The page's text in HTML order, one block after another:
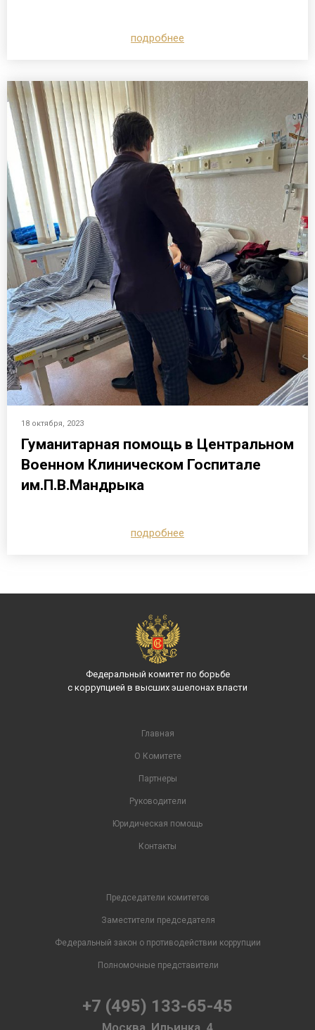
подробнее
18 октября, 2023
Гуманитарная помощь в Центральном
Военном Клиническом Госпитале
им.П.В.Мандрыка
подробнее
Федеральный комитет по борьбе
с коррупцией в высших эшелонах власти
Главная
О Комитете
Партнеры
Руководители
Юридическая помощь
Контакты
Председатели комитетов
Заместители председателя
Федеральный закон о противодействии коррупции
Полномочные представители
+7 (495) 133-65-45